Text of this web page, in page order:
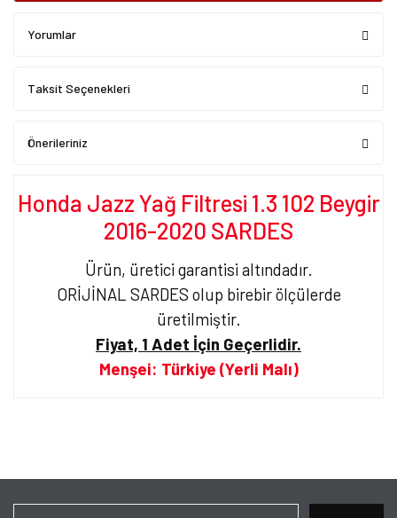
Yorumlar
Taksit Seçenekleri
Önerileriniz
Honda Jazz Yağ Filtresi 1.3 102 Beygir
2016-2020 SARDES
Ürün, üretici garantisi altındadır.
ORİJİNAL SARDES olup birebir ölçülerde
üretilmiştir.
Fiyat, 1 Adet İçin Geçerlidir.
Menşei: Türkiye (Yerli Malı)